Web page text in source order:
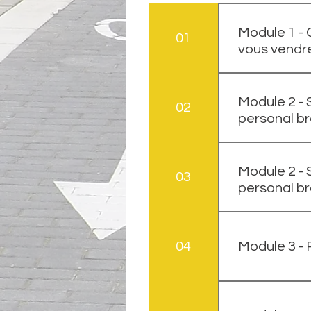
01
Module 1
vous
TTCFinalisez
02
Module 2 -
personal
TTCFinalisez
03
Module 2 -
personal
04 Module 3 -
1h